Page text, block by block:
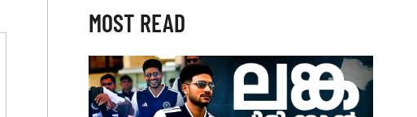
MOST READ